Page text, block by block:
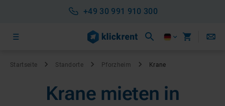
+49 30 991 910 300
Startseite Standorte Pforzheim Krane
Krane mieten in